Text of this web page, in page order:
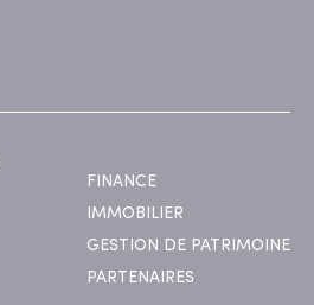
FINANCE
IMMOBILIER
GESTION DE PATRIMOINE
PARTENAIRES